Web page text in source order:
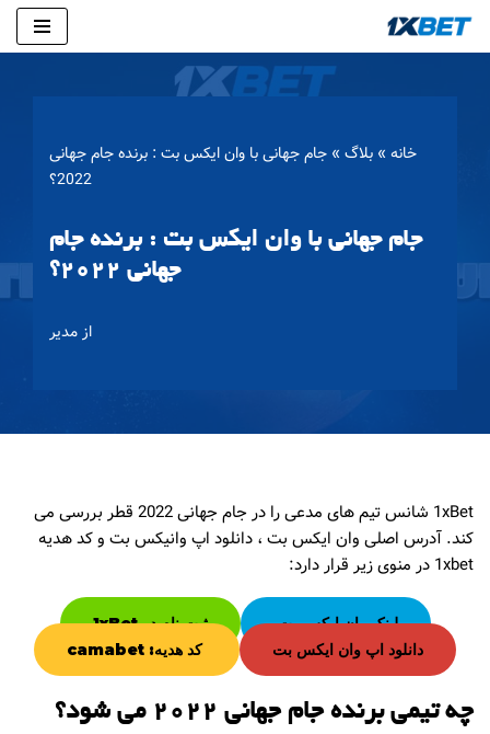
پرش
خانه » بلاگ » جام جهانی با وان ایکس بت : برنده جام جهانی
2022؟
جام جهانی با وان ایکس بت : برنده جام
جهانی 2022؟
از مدیر
1xBet شانس تیم های مدعی را در جام جهانی 2022 قطر بررسی می
کند. آدرس اصلی وان ایکس بت ، دانلود اپ وانیکس بت و کد هدیه
1xbet در منوی زیر قرار دارد:
لینک وان ایکس بت
ثبت نام در 1xBet
دانلود اپ وان ایکس بت
کد هدیه: camabet
چه تیمی برنده جام جهانی 2022 می شود؟